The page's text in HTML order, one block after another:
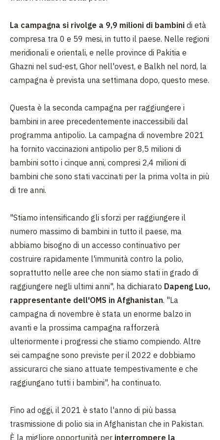
La campagna si rivolge a 9,9 milioni di bambini di età
compresa tra 0 e 59 mesi, in tutto il paese. Nelle regioni
meridionali e orientali, e nelle province di Pakitia e
Ghazni nel sud-est, Ghor nell'ovest, e Balkh nel nord, la
campagna è prevista una settimana dopo, questo mese.
Questa è la seconda campagna per raggiungere i
bambini in aree precedentemente inaccessibili dal
programma antipolio. La campagna di novembre 2021
ha fornito vaccinazioni antipolio per 8,5 milioni di
bambini sotto i cinque anni, compresi 2,4 milioni di
bambini che sono stati vaccinati per la prima volta in più
di tre anni.
"Stiamo intensificando gli sforzi per raggiungere il
numero massimo di bambini in tutto il paese, ma
abbiamo bisogno di un accesso continuativo per
costruire rapidamente l'immunità contro la polio,
soprattutto nelle aree che non siamo stati in grado di
raggiungere negli ultimi anni", ha dichiarato Dapeng Luo,
rappresentante dell'OMS in Afghanistan. "La
campagna di novembre è stata un enorme balzo in
avanti e la prossima campagna rafforzerà
ulteriormente i progressi che stiamo compiendo. Altre
sei campagne sono previste per il 2022 e dobbiamo
assicurarci che siano attuate tempestivamente e che
raggiungano tutti i bambini", ha continuato.
Fino ad oggi, il 2021 è stato l'anno di più bassa
trasmissione di polio sia in Afghanistan che in Pakistan.
È la migliore opportunità per interrompere la